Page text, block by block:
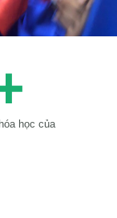
học của